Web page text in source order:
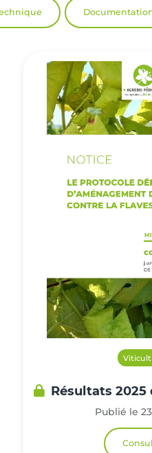
Résultats
Publié le